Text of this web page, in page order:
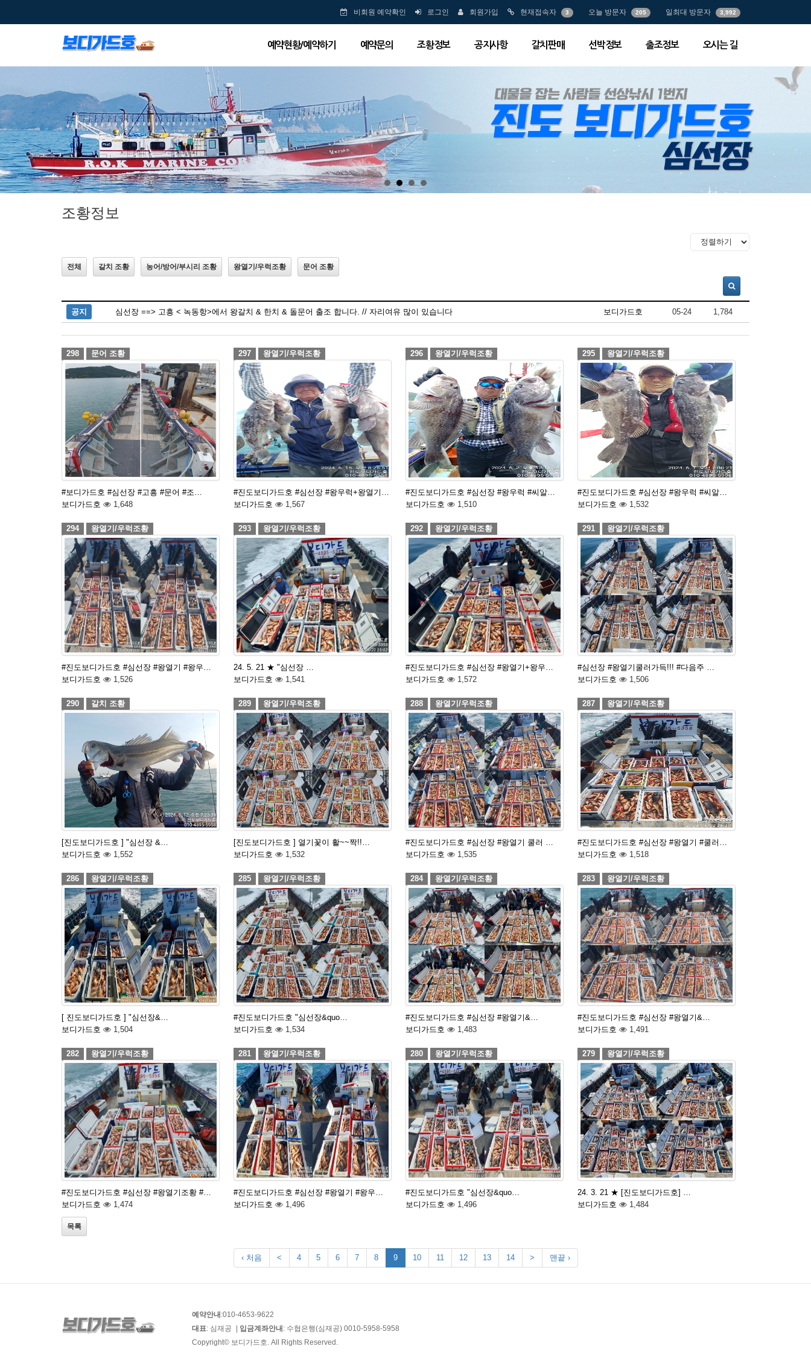
비회원 예약확인 로그인 회원가입 현재접속자 3 오늘 방문자 205 일최대 방문자 3,992
예약현황/예약하기 예약문의 조황정보 공지사항 갈치판매 선박정보 출조정보 오시는 길
조황정보
전체 갈치 조황 농어/방어/부시리 조황 왕열기/우럭조황 문어 조황
공지 심선장 ==> 고흥 < 녹동항>에서 왕갈치 & 한치 & 돌문어 출조 합니다. // 자리여유 많이 있습니다 보디가드호 05-24 1,784
298 문어 조황
#보디가드호 #심선장 #고흥 #문어 #조…
보디가드호
1,648
297 왕열기/우럭조황
#진도보디가드호 #심선장 #왕우럭+왕열기…
보디가드호
1,567
296 왕열기/우럭조황
#진도보디가드호 #심선장 #왕우럭 #씨알…
보디가드호
1,510
295 왕열기/우럭조황
#진도보디가드호 #심선장 #왕우럭 #씨알…
보디가드호
1,532
294 왕열기/우럭조황
#진도보디가드호 #심선장 #왕열기 #왕우…
보디가드호
1,526
293 왕열기/우럭조황
24. 5. 21 ★ "심선장 …
보디가드호
1,541
292 왕열기/우럭조황
#진도보디가드호 #심선장 #왕열기+왕우…
보디가드호
1,572
291 왕열기/우럭조황
#심선장 #왕열기쿨러가득!!! #다음주 …
보디가드호
1,506
290 갈치 조황
[진도보디가드호 ] "심선장 &…
보디가드호
1,552
289 왕열기/우럭조황
[진도보디가드호 ] 열기꽃이 활~~짝!!…
보디가드호
1,532
288 왕열기/우럭조황
#진도보디가드호 #심선장 #왕열기 쿨러 …
보디가드호
1,535
287 왕열기/우럭조황
#진도보디가드호 #심선장 #왕열기 #쿨러…
보디가드호
1,518
286 왕열기/우럭조황
[ 진도보디가드호 ] "심선장&…
보디가드호
1,504
285 왕열기/우럭조황
#진도보디가드호 "심선장&quo…
보디가드호
1,534
284 왕열기/우럭조황
#진도보디가드호 #심선장 #왕열기&…
보디가드호
1,483
283 왕열기/우럭조황
#진도보디가드호 #심선장 #왕열기&…
보디가드호
1,491
282 왕열기/우럭조황
#진도보디가드호 #심선장 #왕열기조황 #…
보디가드호
1,474
281 왕열기/우럭조황
#진도보디가드호 #심선장 #왕열기 #왕우…
보디가드호
1,496
280 왕열기/우럭조황
#진도보디가드호 "심선장&quo…
보디가드호
1,496
279 왕열기/우럭조황
24. 3. 21 ★ [진도보디가드호] …
보디가드호
1,484
목록
‹ 처음 < 4 5 6 7 8 9 10 11 12 13 14 > 맨끝 ›
예약안내 :010-4653-9622
대표: 심재공 입금계좌안내 : 수협은행(심재공) 0010-5958-5958
Copyright© 보디가드호. All Rights Reserved.